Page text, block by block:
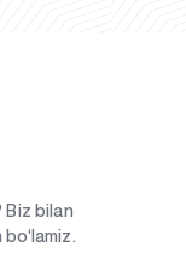
Biz bilan